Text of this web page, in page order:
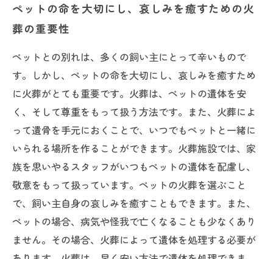
ペットの命を大切にし、哀しみを癒すための火
葬の重要性
ペットとの別れは、多くの飼い主にとって辛いもので
す。しかし、ペットの命を大切にし、哀しみを癒すため
に火葬がとても重要です。火葬は、ペットの遺体を安
く、そして尊重をもって扱う方法です。また、火葬によ
って遺骨を手元におくことで、いつでもペットと一緒に
いられる場所を作ることができます。火葬施設では、家
族を思いやるスタッフがいつもペットの遺体を配慮し、
敬意をもって扱っています。ペットの火葬を選ぶこと
で、飼い主自身の哀しみを癒すこともできます。また、
ペットの場合、病気や怪我で亡くなることも少なくあり
ません。その場合、火葬によって遺体を処理する必要が